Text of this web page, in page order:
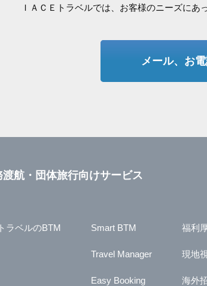
ＩＡＣＥトラベルでは、お客様のニーズにあ
メール、お
航・団体旅行向けサービス
ラベルのBTM Smart BTM
Travel Manager
Easy Booking
福利
現地
海外